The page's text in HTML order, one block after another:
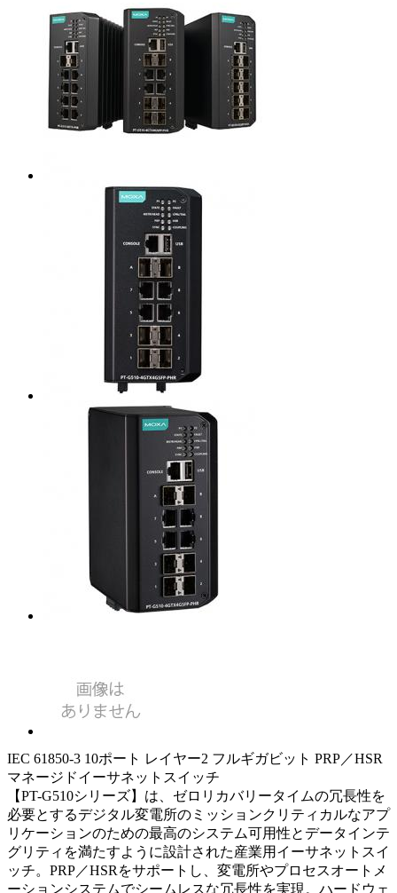
IEC 61850-3 10ポート レイヤー2 フルギガビット PRP／HSR
マネージドイーサネットスイッチ
【PT-G510シリーズ】は、ゼロリカバリータイムの冗長性を
必要とするデジタル変電所のミッションクリティカルなアプ
リケーションのための最高のシステム可用性とデータインテ
グリティを満たすように設計された産業用イーサネットスイ
ッチ。PRP／HSRをサポートし、変電所やプロセスオートメ
ーションシステムでシームレスな冗長性を実現。ハードウェ